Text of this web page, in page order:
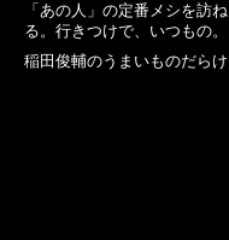
「あの人」の定番メシを訪ね
る。行きつけで、いつもの。
稲田俊輔のうまいものだらけ